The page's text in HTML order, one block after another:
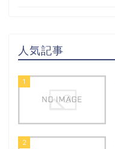
人気記事
1
2